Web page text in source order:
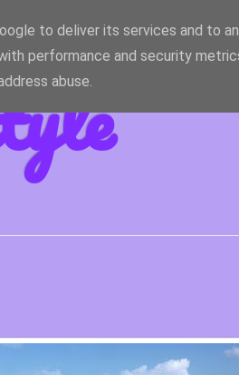
to deliver its services and to
performance and security
abuse.